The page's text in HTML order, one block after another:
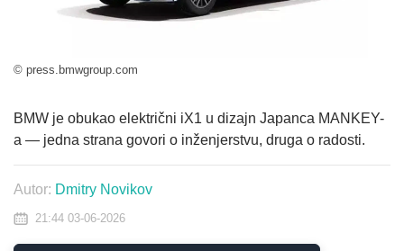
© press.bmwgroup.com
BMW je obukao električni iX1 u dizajn Japanca MANKEY-
a — jedna strana govori o inženjerstvu, druga o radosti.
Autor: Dmitry Novikov
21:44 03-06-2026